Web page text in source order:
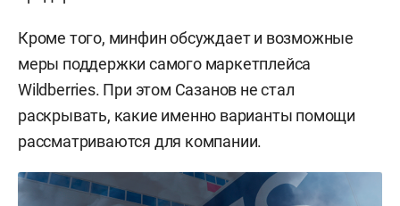
Кроме того, минфин обсуждает и возможные
меры поддержки самого маркетплейса
Wildberries. При этом Сазанов не стал
раскрывать, какие именно варианты помощи
рассматриваются для компании.